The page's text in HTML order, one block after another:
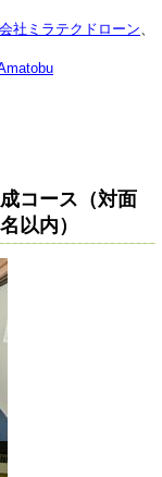
社ミラテクドローン、
コース（対面
以内）